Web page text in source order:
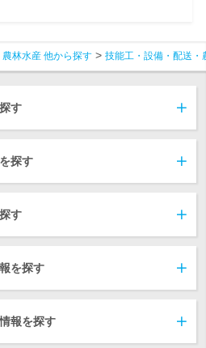
林水産 他から探す 技能工・設備・配送・
す
探す
す
を探す
報を探す